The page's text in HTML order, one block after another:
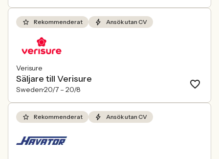
Rekommenderat Ansök utan CV
Verisure
Säljare till Verisure
Sweden20/7 – 20/8
Rekommenderat Ansök utan CV